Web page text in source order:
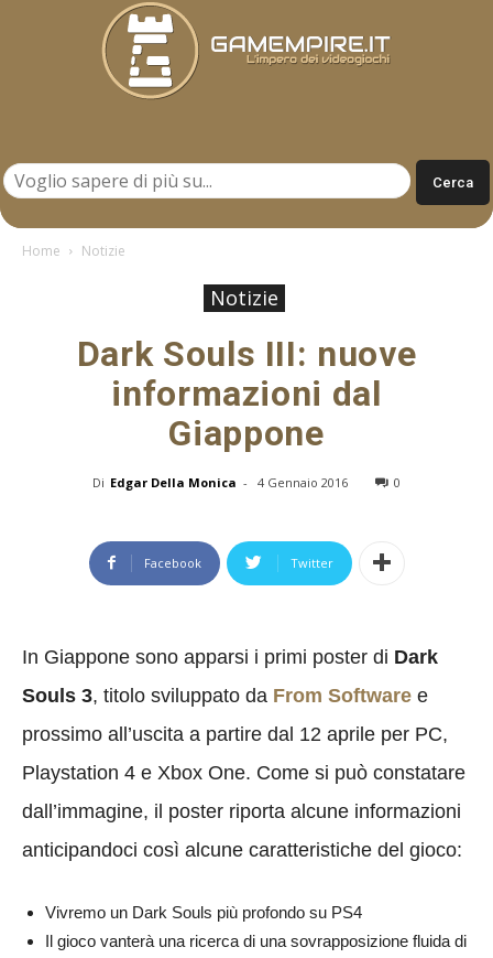
Home Notizie
Notizie
Dark Souls III: nuove
informazioni dal
Giappone
Di Edgar Della Monica - 4 Gennaio 2016 0
Facebook Twitter
In Giappone sono apparsi i primi poster di Dark
Souls 3, titolo sviluppato da From Software e
prossimo all’uscita a partire dal 12 aprile per PC,
Playstation 4 e Xbox One. Come si può constatare
dall’immagine, il poster riporta alcune informazioni
anticipandoci così alcune caratteristiche del gioco:
Vivremo un Dark Souls più profondo su PS4
Il gioco vanterà una ricerca di una sovrapposizione fluida di